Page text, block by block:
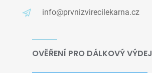
info@prvnizvirecilekarna.cz
OVĚŘENÍ PRO DÁLKOVÝ VÝDEJ